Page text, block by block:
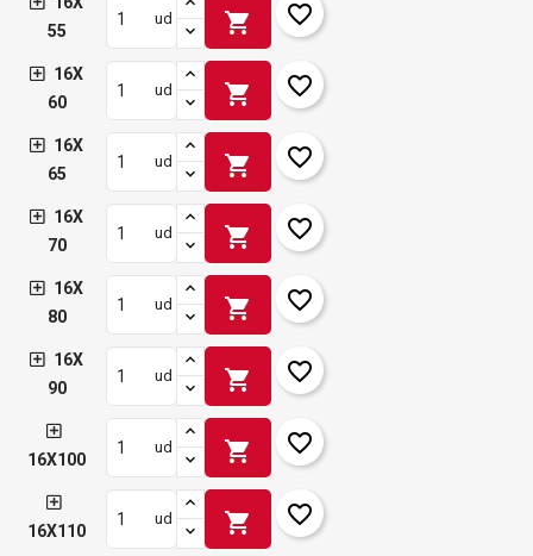
55
ud shopping_cart favorite_border
16X
60
ud shopping_cart favorite_border
16X
65
ud shopping_cart favorite_border
16X
70
ud shopping_cart favorite_border
16X
80
ud shopping_cart favorite_border
16X
90
ud shopping_cart favorite_border
16X100
ud shopping_cart favorite_border
16X110
ud shopping_cart favorite_border